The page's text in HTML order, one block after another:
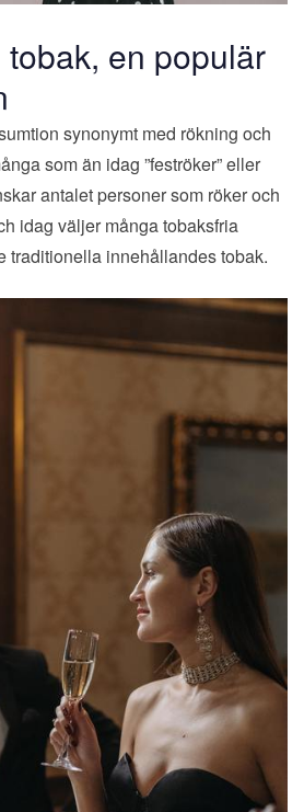
en populär
synonymt med rökning och
som än idag ”feströker” eller
antalet personer som röker och
idag väljer många tobaksfria
traditionella innehållandes tobak.